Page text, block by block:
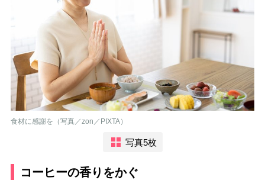
食材に感謝を（写真／zon／PIXTA）
写真5枚
コーヒーの香りをかぐ